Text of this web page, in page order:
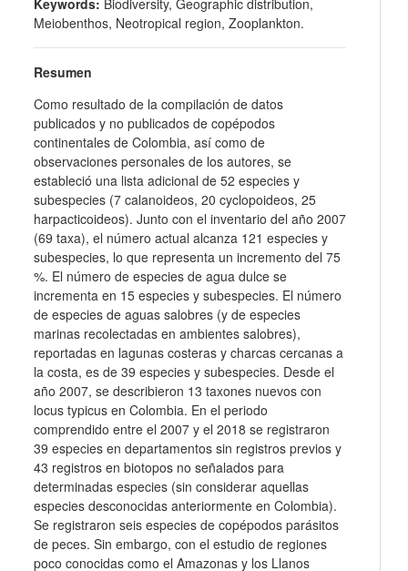
Meiobenthos, Neotropical region, Zooplankton.
Resumen
Como resultado de la compilación de datos
publicados y no publicados de copépodos
continentales de Colombia, así como de
observaciones personales de los autores, se
estableció una lista adicional de 52 especies y
subespecies (7 calanoideos, 20 cyclopoideos, 25
harpacticoideos). Junto con el inventario del año 2007
(69 taxa), el número actual alcanza 121 especies y
subespecies, lo que representa un incremento del 75
%. El número de especies de agua dulce se
incrementa en 15 especies y subespecies. El número
de especies de aguas salobres (y de especies
marinas recolectadas en ambientes salobres),
reportadas en lagunas costeras y charcas cercanas a
la costa, es de 39 especies y subespecies. Desde el
año 2007, se describieron 13 taxones nuevos con
locus typicus en Colombia. En el periodo
comprendido entre el 2007 y el 2018 se registraron
39 especies en departamentos sin registros previos y
43 registros en biotopos no señalados para
determinadas especies (sin considerar aquellas
especies desconocidas anteriormente en Colombia).
Se registraron seis especies de copépodos parásitos
de peces. Sin embargo, con el estudio de regiones
poco conocidas como el Amazonas y los Llanos